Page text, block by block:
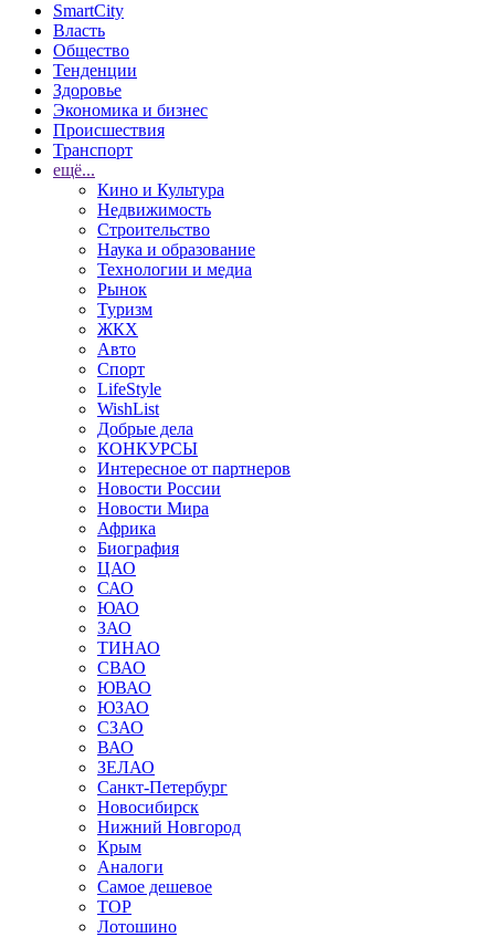
SmartCity
Власть
Общество
Тенденции
Здоровье
Экономика и бизнес
Происшествия
Транспорт
ещё...
Кино и Культура
Недвижимость
Строительство
Наука и образование
Технологии и медиа
Рынок
Туризм
ЖКХ
Авто
Спорт
LifeStyle
WishList
Добрые дела
КОНКУРСЫ
Интересное от партнеров
Новости России
Новости Мира
Африка
Биография
ЦАО
САО
ЮАО
ЗАО
ТИНАО
СВАО
ЮВАО
ЮЗАО
СЗАО
ВАО
ЗЕЛАО
Санкт-Петербург
Новосибирск
Нижний Новгород
Крым
Аналоги
Самое дешевое
TOP
Лотошино